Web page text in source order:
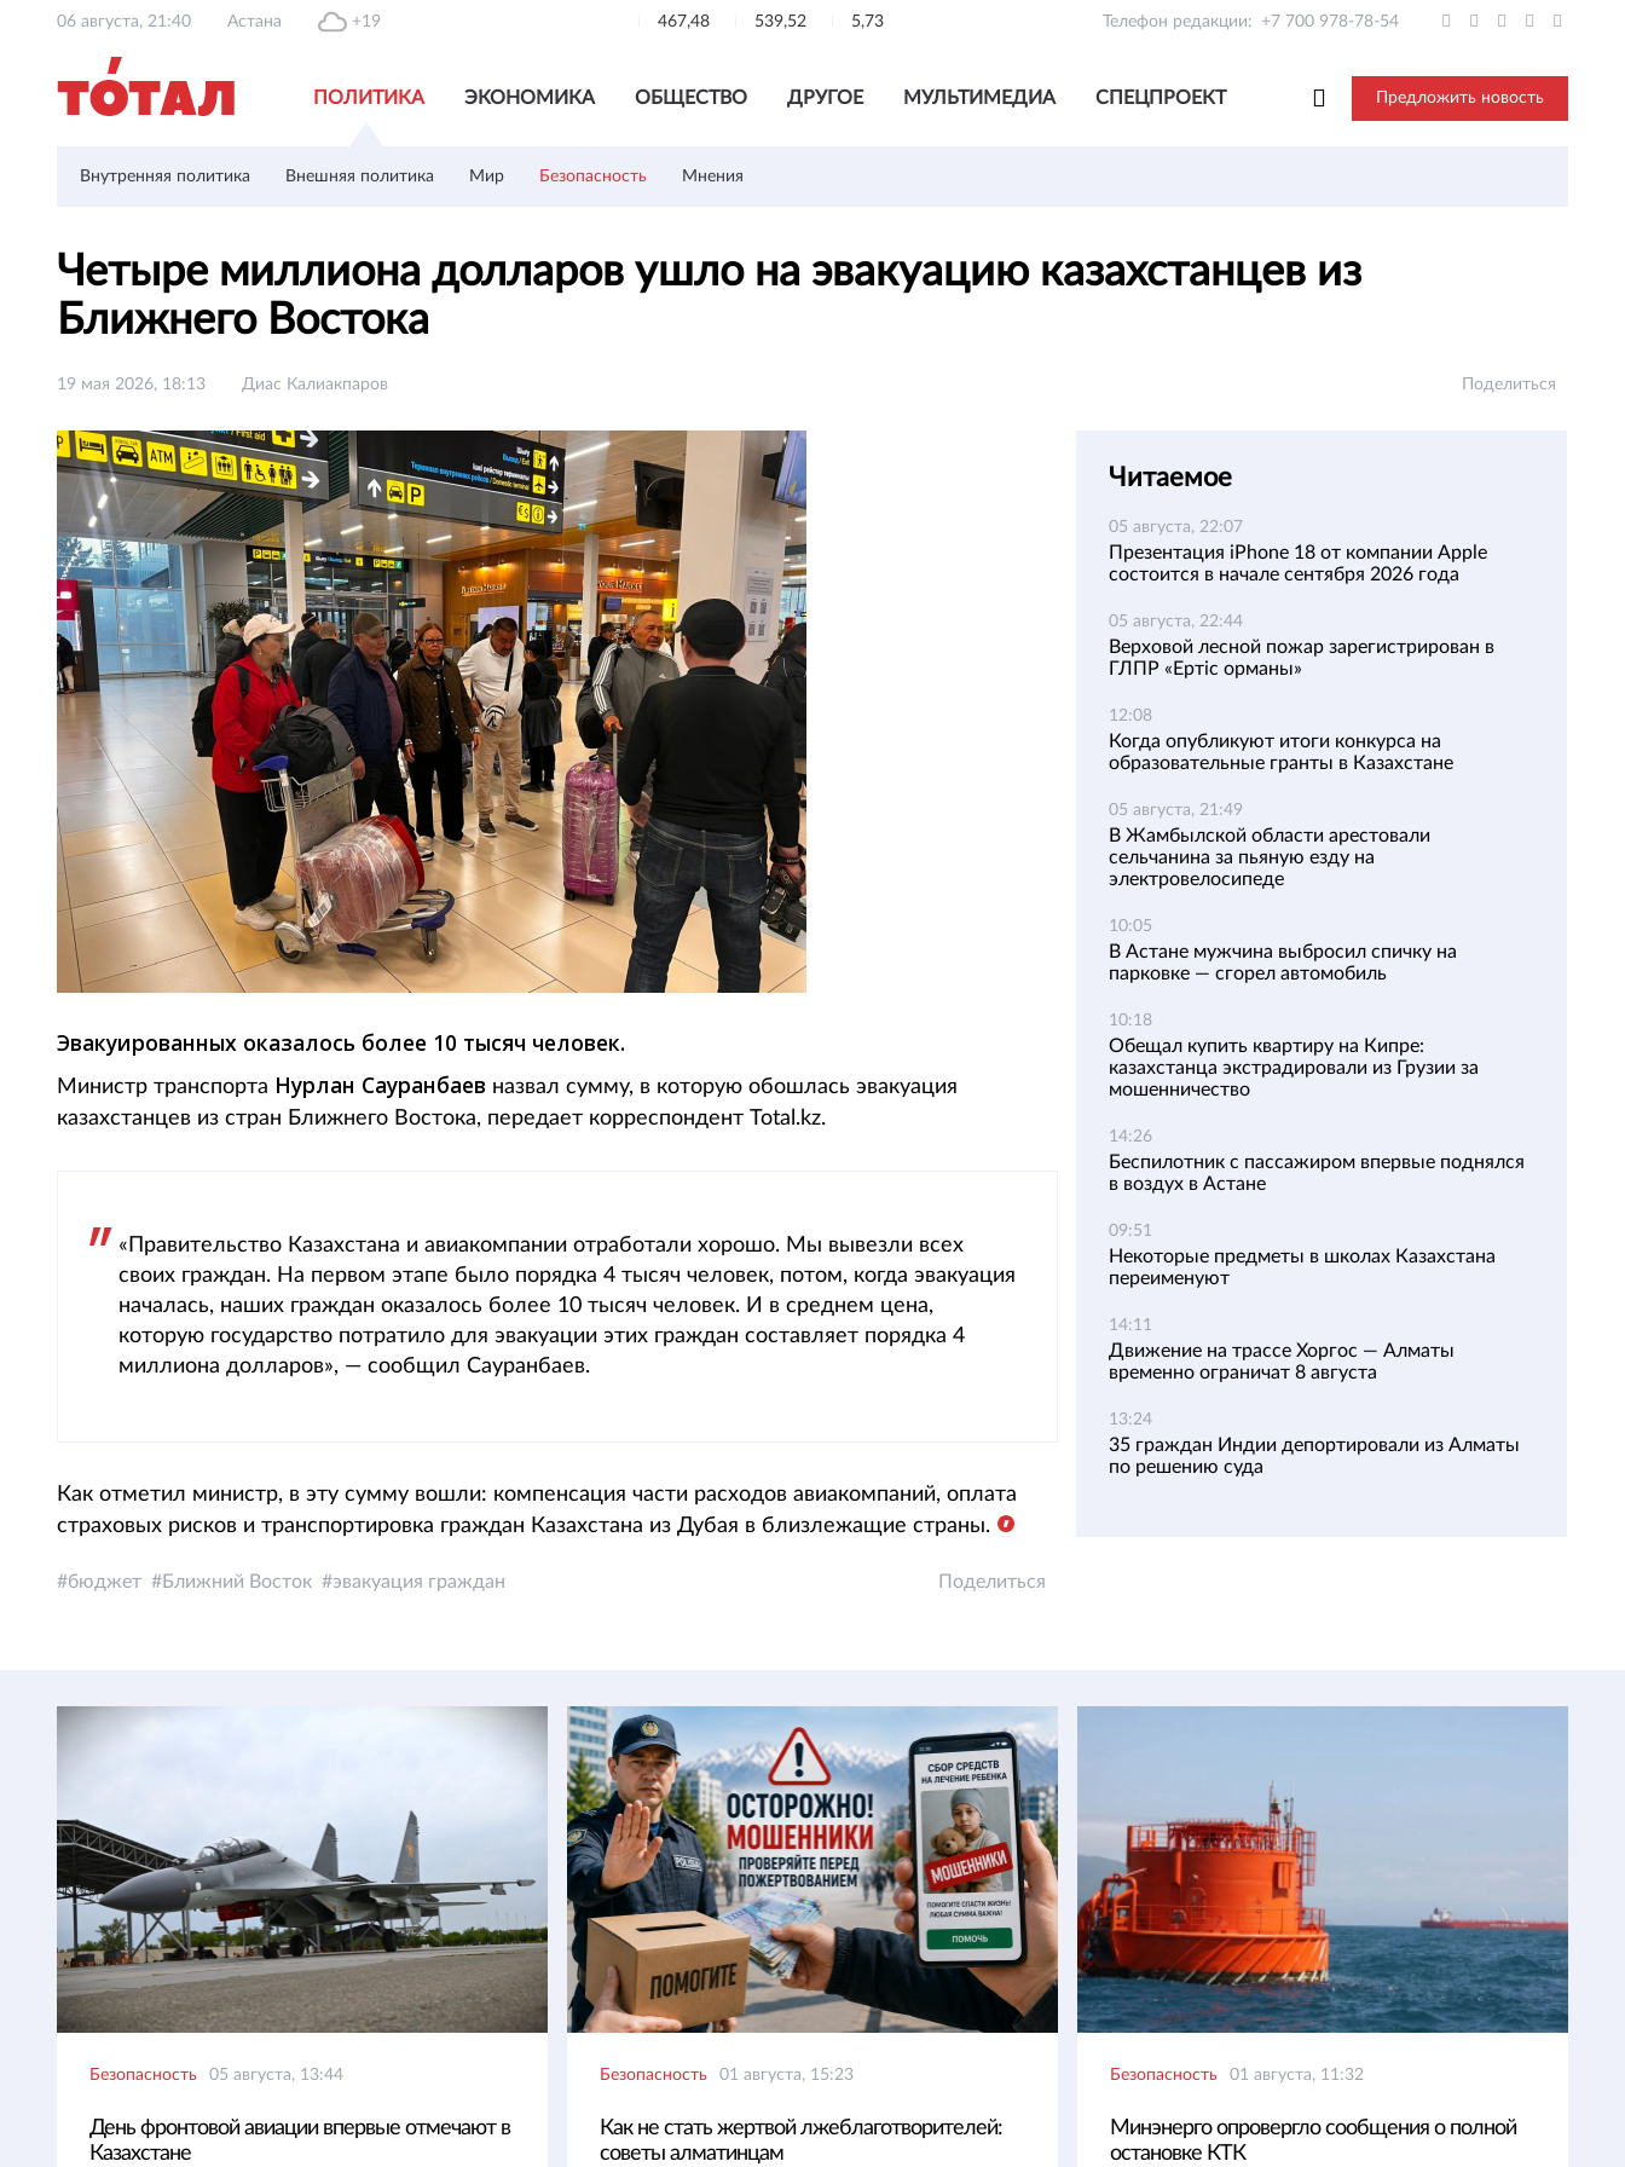
06 августа, 21:40 Астана +19 467,48 539,52 5,73 Телефон редакции: +7 700 978-78-54
ПОЛИТИКА ЭКОНОМИКА ОБЩЕСТВО ДРУГОЕ МУЛЬТИМЕДИА СПЕЦПРОЕКТ Предложить новость
Внутренняя политика Внешняя политика Мир Безопасность Мнения
Четыре миллиона долларов ушло на эвакуацию казахстанцев из
Ближнего Востока
19 мая 2026, 18:13 Диас Калиакпаров Поделиться
Эвакуированных оказалось более 10 тысяч человек.
Министр транспорта Нурлан Сауранбаев назвал сумму, в которую обошлась эвакуация
казахстанцев из стран Ближнего Востока, передает корреспондент Total.kz.
«Правительство Казахстана и авиакомпании отработали хорошо. Мы вывезли всех
своих граждан. На первом этапе было порядка 4 тысяч человек, потом, когда эвакуация
началась, наших граждан оказалось более 10 тысяч человек. И в среднем цена,
которую государство потратило для эвакуации этих граждан составляет порядка 4
миллиона долларов», — сообщил Сауранбаев.
Как отметил министр, в эту сумму вошли: компенсация части расходов авиакомпаний, оплата
страховых рисков и транспортировка граждан Казахстана из Дубая в близлежащие страны.
бюджет Ближний Восток эвакуация граждан Поделиться
Читаемое
05 августа, 22:07
Презентация iPhone 18 от компании Apple
состоится в начале сентября 2026 года
05 августа, 22:44
Верховой лесной пожар зарегистрирован в
ГЛПР «Ертіс орманы»
12:08
Когда опубликуют итоги конкурса на
образовательные гранты в Казахстане
05 августа, 21:49
В Жамбылской области арестовали
сельчанина за пьяную езду на
электровелосипеде
10:05
В Астане мужчина выбросил спичку на
парковке — сгорел автомобиль
10:18
Обещал купить квартиру на Кипре:
казахстанца экстрадировали из Грузии за
мошенничество
14:26
Беспилотник с пассажиром впервые поднялся
в воздух в Астане
09:51
Некоторые предметы в школах Казахстана
переименуют
14:11
Движение на трассе Хоргос — Алматы
временно ограничат 8 августа
13:24
35 граждан Индии депортировали из Алматы
по решению суда
Безопасность 05 августа, 13:44
День фронтовой авиации впервые отмечают в
Казахстане
Безопасность 01 августа, 15:23
Как не стать жертвой лжеблаготворителей:
советы алматинцам
Безопасность 01 августа, 11:32
Минэнерго опровергло сообщения о полной
остановке КТК